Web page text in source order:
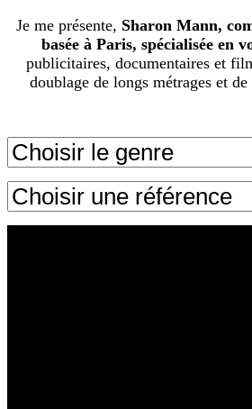
Je me présente, Sharon Mann,
basée à Paris, spécialisée en
publicitaires, documentaires et
doublage de longs métrages et